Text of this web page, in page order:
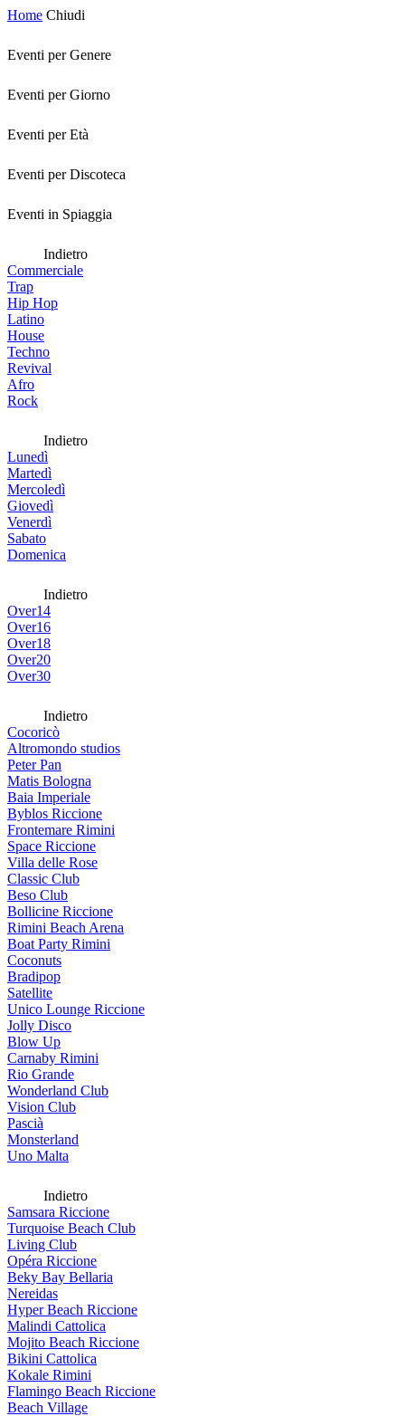
Home Chiudi
Eventi per Genere
Eventi per Giorno
Eventi per Età
Eventi per Discoteca
Eventi in Spiaggia
Indietro
Commerciale
Trap
Hip Hop
Latino
House
Techno
Revival
Afro
Rock
Indietro
Lunedì
Martedì
Mercoledì
Giovedì
Venerdì
Sabato
Domenica
Indietro
Over14
Over16
Over18
Over20
Over30
Indietro
Cocoricò
Altromondo studios
Peter Pan
Matis Bologna
Baia Imperiale
Byblos Riccione
Frontemare Rimini
Space Riccione
Villa delle Rose
Classic Club
Beso Club
Bollicine Riccione
Rimini Beach Arena
Boat Party Rimini
Coconuts
Bradipop
Satellite
Unico Lounge Riccione
Jolly Disco
Blow Up
Carnaby Rimini
Rio Grande
Wonderland Club
Vision Club
Pascià
Monsterland
Uno Malta
Indietro
Samsara Riccione
Turquoise Beach Club
Living Club
Opéra Riccione
Beky Bay Bellaria
Nereidas
Hyper Beach Riccione
Malindi Cattolica
Mojito Beach Riccione
Bikini Cattolica
Kokale Rimini
Flamingo Beach Riccione
Beach Village